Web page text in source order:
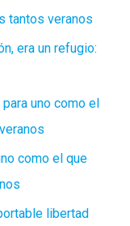
tantos veranos
era un refugio:
uno como el
como el que
libertad